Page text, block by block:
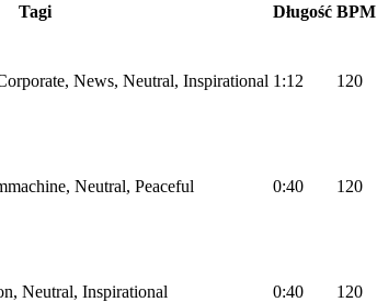
Tagi Długość BPM
News, Neutral, Inspirational 1:12 120
Neutral, Peaceful 0:40 120
Neutral, Inspirational 0:40 120